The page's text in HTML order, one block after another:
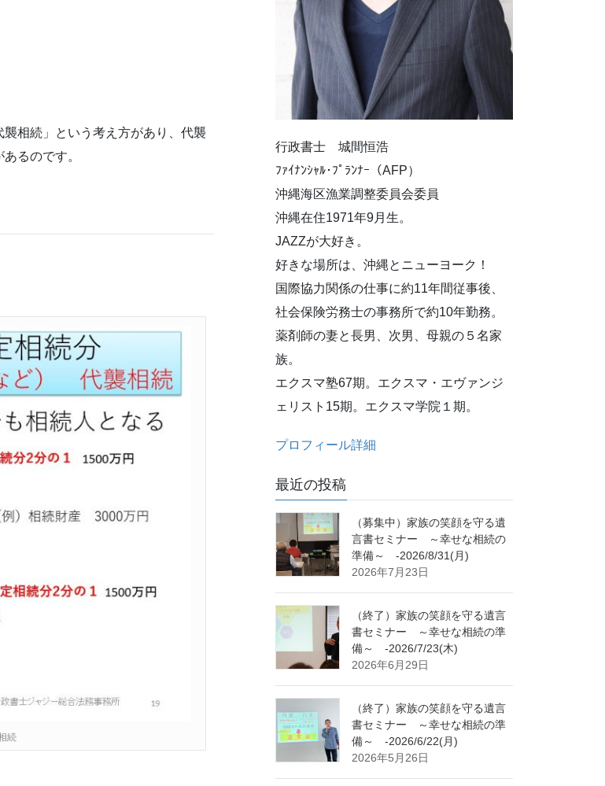
相続」という考え方があり、代襲
るのです。
続
行政書士 城間恒浩
ﾌｧｲﾅﾝｼｬﾙ･ﾌﾟﾗﾝﾅｰ（AFP）
沖縄海区漁業調整委員会委員
沖縄在住1971年9月生。
JAZZが大好き。
好きな場所は、沖縄とニューヨーク！
国際協力関係の仕事に約11年間従事後、
社会保険労務士の事務所で約10年勤務。
薬剤師の妻と長男、次男、母親の５名家
族。
エクスマ塾67期。エクスマ・エヴァンジ
ェリスト15期。エクスマ学院１期。
プロフィール詳細
最近の投稿
（募集中）家族の笑顔を守る遺
言書セミナー ～幸せな相続の
準備～ -2026/8/31(月)
2026年7月23日
（終了）家族の笑顔を守る遺言
書セミナー ～幸せな相続の準
備～ -2026/7/23(木)
2026年6月29日
（終了）家族の笑顔を守る遺言
書セミナー ～幸せな相続の準
備～ -2026/6/22(月)
2026年5月26日